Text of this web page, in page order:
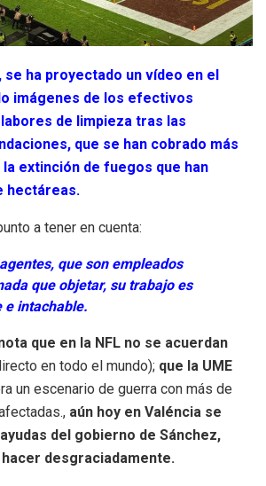
ha proyectado un vídeo en el
imágenes de los efectivos
de limpieza tras las
que se han cobrado más
la extinción de fuegos que han
hectáreas.
a tener en cuenta:
que son empleados
que objetar, su trabajo es
e intachable.
que en la NFL no se acuerdan
en todo el mundo); que la UME
un escenario de guerra con más de
aún hoy en Valéncia se
del gobierno de Sánchez,
desgraciadamente.